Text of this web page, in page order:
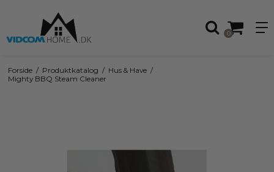
0
Forside / Produktkatalog / Hus & Have /
Mighty BBQ Steam Cleaner